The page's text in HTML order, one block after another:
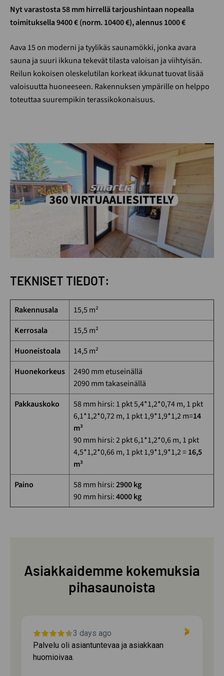
Nyt varastosta 58 mm hirrellä tarjoushintaan nopealla
toimituksella 9400 € (norm. 10400 €), alennus 1000 €
Aava 15 on moderni ja tyylikäs saunamökki, jonka avara
sauna ja suuri ikkuna tekevät tilasta valoisan ja viihtyisän.
Reilun kokoisen oleskelutilan korkeat ikkunat tuovat lisää
valoisuutta huoneeseen. Rakennuksen ympärille on helppo
toteuttaa suurempikin terassikokonaisuus.
TEKNISET TIEDOT:
Rakennusala
15,5 m²
Kerrosala
15,5 m²
Huoneistoala
14,5 m²
Huonekorkeus
2490 mm etuseinällä
2090 mm takaseinällä
Pakkauskoko
58 mm hirsi: 1 pkt 5,4*1,2*0,74 m, 1 pkt
6,1*1,2*0,72 m, 1 pkt 1,9*1,9*1,2 m=14
m³
90 mm hirsi: 2 pkt 6,1*1,2*0,6 m, 1 pkt
4,5*1,2*0,66 m, 1 pkt 1,9*1,9*1,2 =16,5
m³
Paino
58 mm hirsi:2900 kg
90 mm hirsi:4000 kg
Asiakkaidemme kokemuksia
pihasaunoista
3 days ago
Palvelu oli asiantuntevaa ja asiakkaan
huomioivaa.